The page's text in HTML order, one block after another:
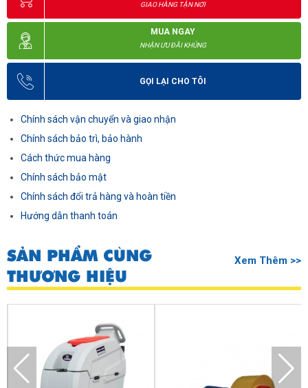
GIAO HÀNG TẬN NƠI
MUA NGAY
NHẬN ƯU ĐÃI KHỦNG
GỌI LẠI CHO TÔI
Chính sách vận chuyển và giao nhận
Chính sách bảo trì, bảo hành
Cách thức mua hàng
Chính sách bảo mật
Chính sách đổi trả hàng và hoàn tiền
Hướng dẫn thanh toán
SẢN PHẨM CÙNG
THƯƠNG HIỆU
Xem Thêm >>